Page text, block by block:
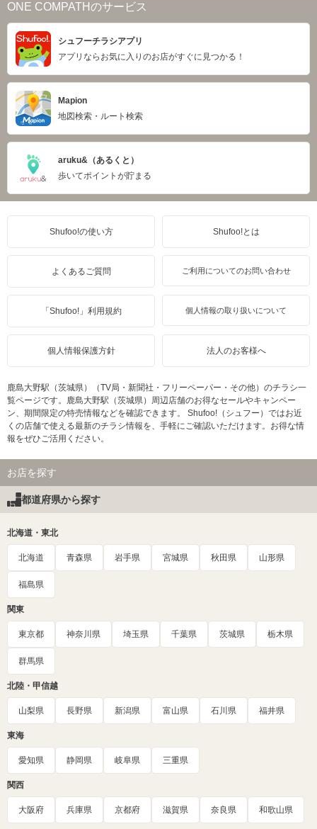
ONE COMPATHのサービス
シュフーチラシアプリ
アプリならお気に入りのお店がすぐに見つかる！
Mapion
地図検索・ルート検索
aruku&（あるくと）
歩いてポイントが貯まる
Shufoo!の使い方 Shufoo!とは
よくあるご質問 ご利用についてのお問い合わせ
「Shufoo!」利用規約 個人情報の取り扱いについて
個人情報保護方針 法人のお客様へ
鹿島大野駅（茨城県）（TV局・新聞社・フリーペーパー・その他）のチラシ一
覧ページです。鹿島大野駅（茨城県）周辺店舗のお得なセールやキャンペー
ン、期間限定の特売情報などを確認できます。 Shufoo!（シュフー）ではお近
くの店舗で使える最新のチラシ情報を、手軽にご確認いただけます。お得な情
報をぜひご活用ください。
お店を探す
都道府県から探す
北海道・東北
北海道 青森県 岩手県 宮城県 秋田県 山形県
福島県
関東
東京都 神奈川県 埼玉県 千葉県 茨城県 栃木県
群馬県
北陸・甲信越
山梨県 長野県 新潟県 富山県 石川県 福井県
東海
愛知県 静岡県 岐阜県 三重県
関西
大阪府 兵庫県 京都府 滋賀県 奈良県 和歌山県